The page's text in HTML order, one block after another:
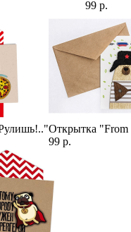
99 р.
Открытка "From
99 р.